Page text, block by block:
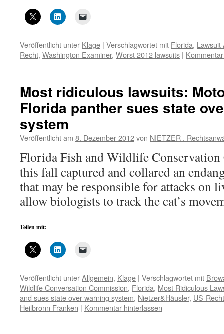
Veröffentlicht unter Klage | Verschlagwortet mit Florida, Lawsuit
Recht, Washington Examiner, Worst 2012 lawsuits |
Most ridiculous lawsuits:
Florida panther sues state
system
Veröffentlicht am 8. Dezember 2012von NIETZER .
Florida Fish and Wildlife Conservation
this fall captured and collared an
that may be responsible for attacks on
allow biologists to track the cat’s
Teilen mit:
Veröffentlicht unterAllgemein, Klage | Verschlagwortet mit
Wildlife Conversation Commission, Florida, Most Ridiculous
and sues state over warning system, Nietzer&Häusler, US-
Heilbronn Franken | Kommentar hinterlassen